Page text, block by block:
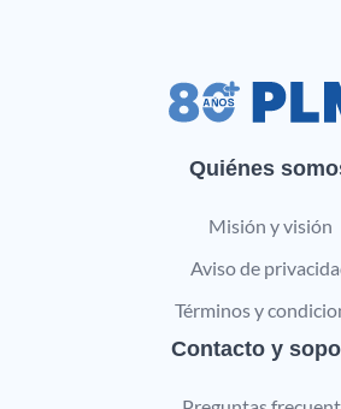
Quiénes
Misión y visión
Aviso de
Términos y
Contacto y